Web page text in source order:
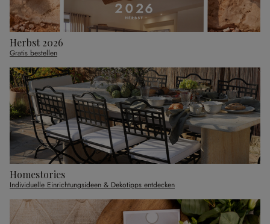
Herbst 2026
Gratis bestellen
Homestories
Individuelle Einrichtungsideen & Dekotipps entdecken